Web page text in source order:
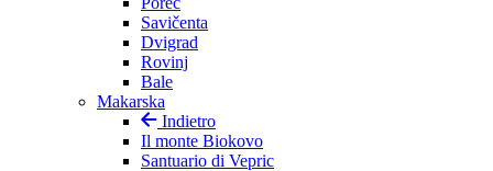
Savičenta
Dvigrad
Rovinj
Bale
Makarska
Indietro
Il monte Biokovo
Santuario di Vepric